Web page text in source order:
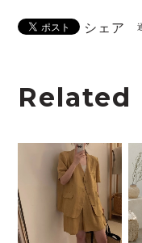
シェア
Related